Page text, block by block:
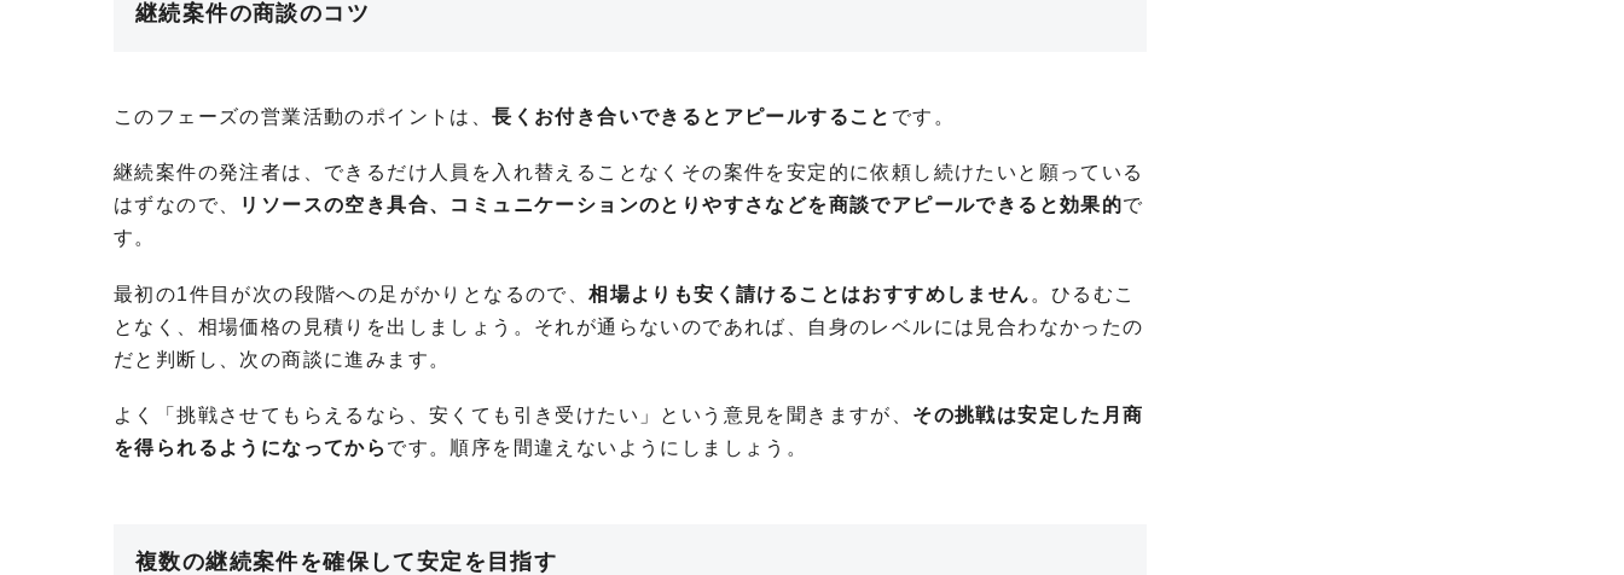
継続案件の商談のコツ
このフェーズの営業活動のポイントは、長くお付き合いできるとアピールすること です。
継続案件の発注者は、できるだけ人員を入れ替えることなくその案件を安定的に依頼し続けたいと願っている
はずなので、
リソースの空き具合、コミュニケーションのとりやすさなどを商談でアピールできると効果的で
す。
最初の1件目が次の段階への足がかりとなるので、相場よりも安く請けることはおすすめしません 。ひるむこ
となく、相場価格の見積りを出しましょう。それが通らないのであれば、自身のレベルには見合わなかったの
だと判断し、次の商談に進みます。
よく「挑戦させてもらえるなら、安くても引き受けたい」という意見を聞きますが、 その挑戦は安定した月商
を得られるようになってから です。順序を間違えないようにしましょう。
複数の継続案件を確保して安定を目指す